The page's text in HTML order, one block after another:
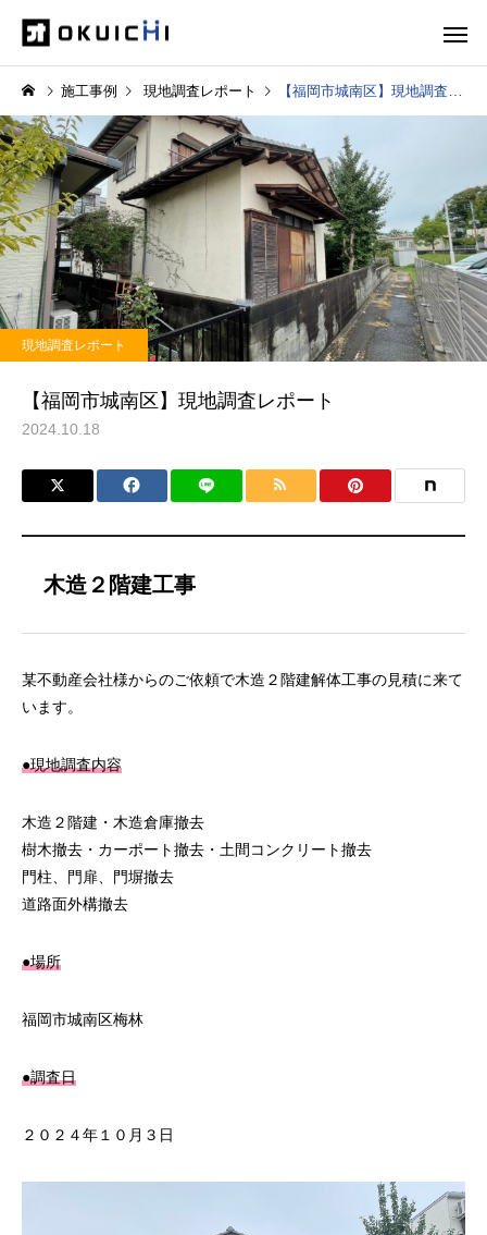
施工事例 現地調査レポート 【福岡市城南区】現地調査レポート
現地調査レポート
【福岡市城南区】現地調査レポート
2024.10.18
木造２階建工事
某不動産会社様からのご依頼で木造２階建解体工事の見積に来て
います。
●現地調査内容
木造２階建・木造倉庫撤去
樹木撤去・カーポート撤去・土間コンクリート撤去
門柱、門扉、門塀撤去
道路面外構撤去
●場所
福岡市城南区梅林
●調査日
２０２４年１０月３日